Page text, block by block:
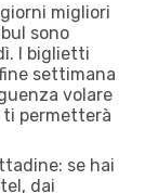
migliori
sono
I biglietti
settimana
volare
permetterà
se hai
dai